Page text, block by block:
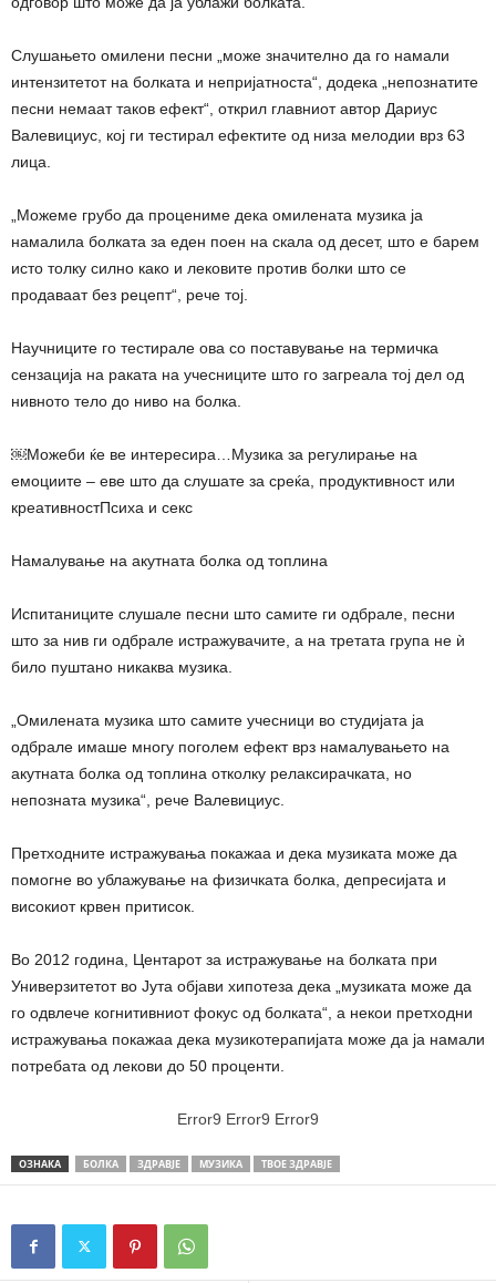
Слушањето омилени песни „може значително да го намали
интензитетот на болката и непријатноста“, додека „непознатите
песни немаат таков ефект“, открил главниот автор Дариус
Валевициус, кој ги тестирал ефектите од низа мелодии врз 63
лица.
„Можеме грубо да процениме дека омилената музика ја
намалила болката за еден поен на скала од десет, што е барем
исто толку силно како и лековите против болки што се
продаваат без рецепт“, рече тој.
Научниците го тестирале ова со поставување на термичка
сензација на раката на учесниците што го загреала тој дел од
нивното тело до ниво на болка.
￼Можеби ќе ве интересира…Музика за регулирање на
емоциите – еве што да слушате за среќа, продуктивност или
креативностПсиха и секс
Намалување на акутната болка од топлина
Испитаниците слушале песни што самите ги одбрале, песни
што за нив ги одбрале истражувачите, а на третата група не ѝ
било пуштано никаква музика.
„Омилената музика што самите учесници во студијата ја
одбрале имаше многу поголем ефект врз намалувањето на
акутната болка од топлина отколку релаксирачката, но
непозната музика“, рече Валевициус.
Претходните истражувања покажаа и дека музиката може да
помогне во ублажување на физичката болка, депресијата и
високиот крвен притисок.
Во 2012 година, Центарот за истражување на болката при
Универзитетот во Јута објави хипотеза дека „музиката може да
го одвлече когнитивниот фокус од болката“, а некои претходни
истражувања покажаа дека музикотерапијата може да ја намали
потребата од лекови до 50 проценти.
Error9 Error9 Error9
ОЗНАКА БОЛКА ЗДРАВЈЕ МУЗИКА ТВОЕ ЗДРАВЈЕ